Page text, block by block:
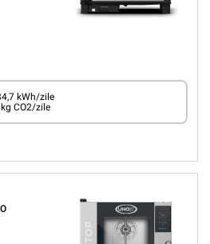
kWh/zile
CO2/zile